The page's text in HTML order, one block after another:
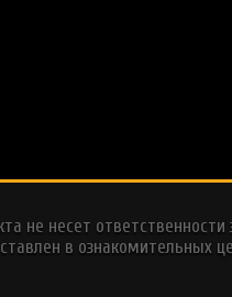
не несет
в ознакомительных